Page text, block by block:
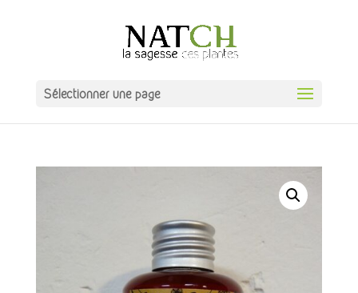
Sélectionner une page